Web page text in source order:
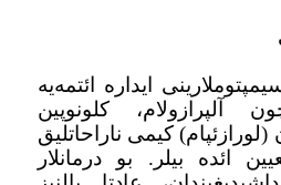
ایداره ائتمه‌یه
آلپرازولام، کلونوپین
(لورازئپام) کیمی ناراحاتلیق
ائده بیلر. بو درمانلار